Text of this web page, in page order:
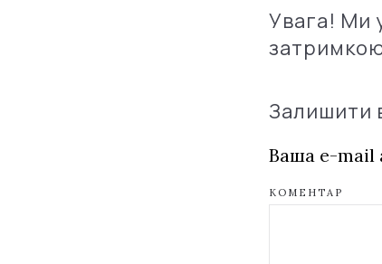
Увага! Ми
Залишити
Ваша e-mail
КОМЕНТАР